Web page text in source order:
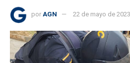
por AGN 22 de mayo de 2023